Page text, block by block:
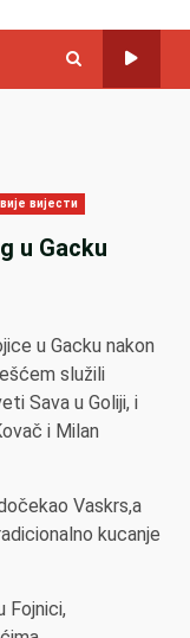
вијести
u Gacku
u Gacku nakon
služili
Sava u Goliji, i
i Milan
Vaskrs,a
kucanje
Fojnici,